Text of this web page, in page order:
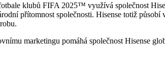
klubů FIFA 2025™ využívá společnost
přítomnost společnosti. Hisense totiž
marketingu pomáhá společnost Hisense